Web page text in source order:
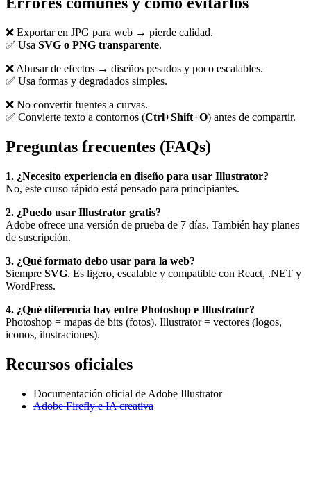
❌ Exportar en JPG para web → pierde calidad.
✅ Usa SVG o PNG transparente.
❌ Abusar de efectos → diseños pesados y poco escalables.
✅ Usa formas y degradados simples.
❌ No convertir fuentes a curvas.
✅ Convierte texto a contornos (Ctrl+Shift+O) antes de compartir.
Preguntas frecuentes (FAQs)
1. ¿Necesito experiencia en diseño para usar Illustrator?
No, este curso rápido está pensado para principiantes.
2. ¿Puedo usar Illustrator gratis?
Adobe ofrece una versión de prueba de 7 días. También hay planes
de suscripción.
3. ¿Qué formato debo usar para la web?
Siempre SVG. Es ligero, escalable y compatible con React, .NET y
WordPress.
4. ¿Qué diferencia hay entre Photoshop e Illustrator?
Photoshop = mapas de bits (fotos). Illustrator = vectores (logos,
iconos, ilustraciones).
Recursos oficiales
Documentación oficial de Adobe Illustrator
Adobe Firefly e IA creativa